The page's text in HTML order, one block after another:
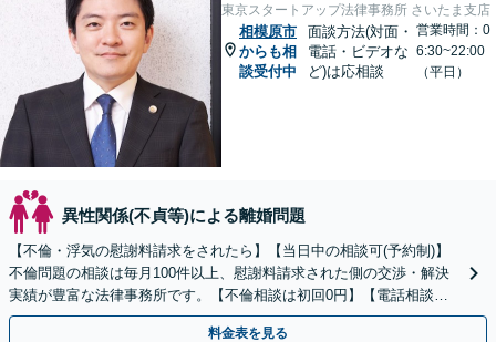
東京スタートアップ法律事務所 さいたま支店
相模原市
からも相
談受付中
面談方法(対面・
電話・ビデオな
ど)は応相談
営業時間：0
6:30~22:00
（平日）
異性関係(不貞等)による離婚問題
【不倫・浮気の慰謝料請求をされたら】【当日中の相談可(予約制)】
不倫問題の相談は毎月100件以上、慰謝料請求された側の交渉・解決
実績が豊富な法律事務所です。【不倫相談は初回0円】【電話相談で
ご契約まで対応可/来所不要】
料金表を見る